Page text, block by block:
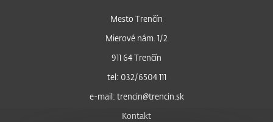
Mesto Trenčín
Mierové nám. 1/2
911 64 Trenčín
tel: 032/6504 111
e-mail: trencin@trencin.sk
Kontakt